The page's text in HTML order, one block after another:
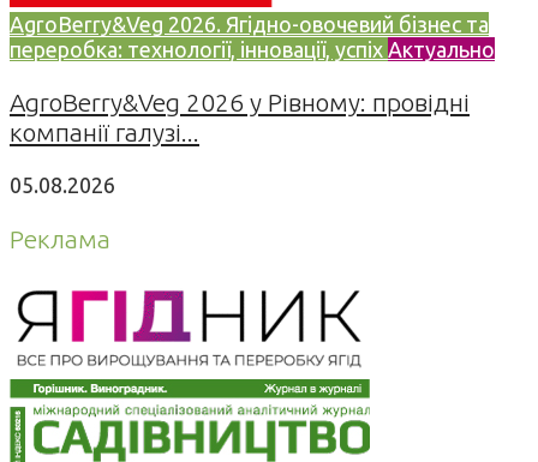
AgroBerry&Veg 2026. Ягідно-овочевий бізнес та
переробка: технології, інновації, успіх Актуально
AgroBerry&Veg 2026 у Рівному: провідні
компанії галузі...
05.08.2026
Реклама